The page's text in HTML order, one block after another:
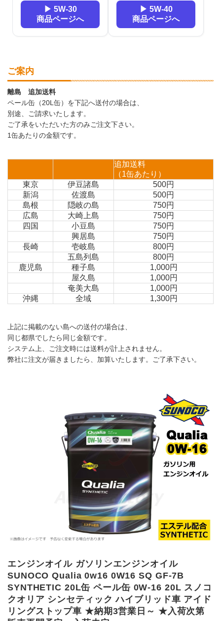
▶ 5W-30
商品ページへ
▶ 5W-40
商品ページへ
ご案内
離島 追加送料
ペール缶（20L缶）を下記へ送付の場合は、
別途、ご請求いたします。
ご了承をいただいた方のみご注文下さい。
1缶あたりの金額です。
追加送料
（1缶あたり）
東京
伊豆諸島
500円
新潟
佐渡島
500円
島根
隠岐の島
750円
広島
大崎上島
750円
四国
小豆島
750円
興居島
750円
長崎
壱岐島
800円
五島列島
800円
鹿児島
種子島
1,000円
屋久島
1,000円
奄美大島
1,000円
沖縄
全域 1,300円
上記に掲載のない島への送付の場合は、
同じ都県でしたら同じ金額です。
システム上、ご注文時には送料が計上されません。
弊社に注文が届きましたら、加算いたします。ご了承下さい。
エンジンオイル ガソリンエンジンオイル
SUNOCO Qualia 0w16 0W16 SQ GF-7B
SYNTHETIC 20L缶 ペール缶 0W-16 20L スノコ
クオリア シンセティック ハイブリッド車 アイド
リングストップ車 ★納期3営業日～ ★入荷次第